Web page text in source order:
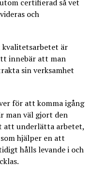
certifierad så vet
och
är
innebär att man
sin verksamhet
för att komma igång
man väl gjort den
att underlätta arbetet,
hjälper en att
hålls levande i och